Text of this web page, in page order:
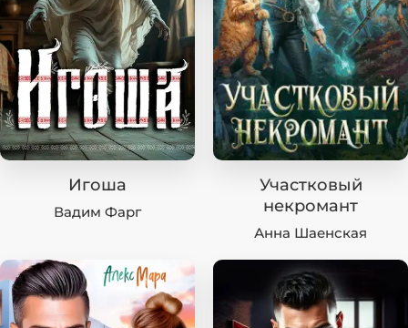
Игоша
Вадим Фарг
Участковый
некромант
Анна Шаенская